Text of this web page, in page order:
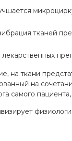
тканей
на ткани
на
самого